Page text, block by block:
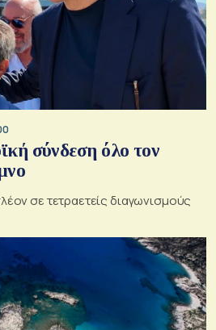
σύνδεση όλο τον
σε τετραετείς διαγωνισμούς